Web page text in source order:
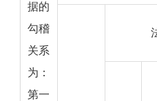
据的
勾稽
关系
为：
第一
法人